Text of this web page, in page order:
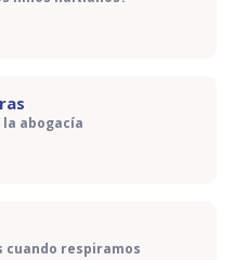
abogacía
cuando respiramos